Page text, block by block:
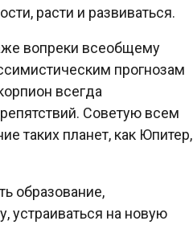
расти и развиваться.
вопреки всеобщему
прогнозам
всегда
Советую всем
таких планет, как Юпитер,
образование,
устраиваться на новую